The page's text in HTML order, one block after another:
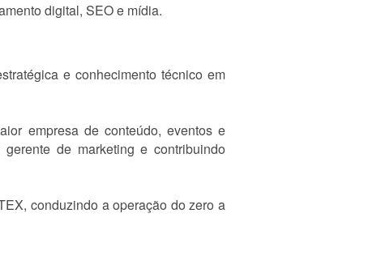
digital, SEO e mídia.
e conhecimento técnico em
empresa de conteúdo, eventos e
de marketing e contribuindo
conduzindo a operação do zero a